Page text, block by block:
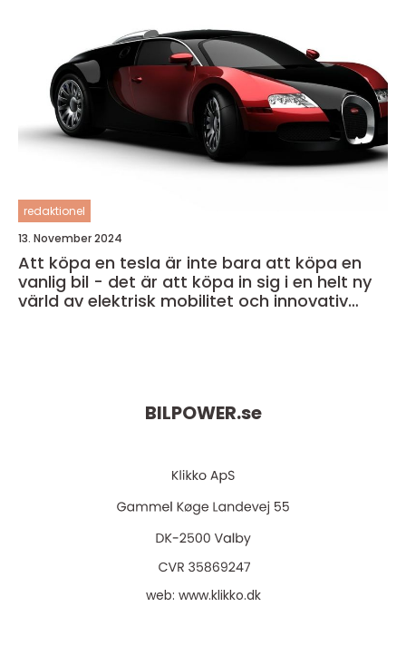
redaktionel
13. November 2024
Att köpa en tesla är inte bara att köpa en
vanlig bil - det är att köpa in sig i en helt ny
värld av elektrisk mobilitet och innovativ
BILPOWER.se
web: www.klikko.dk